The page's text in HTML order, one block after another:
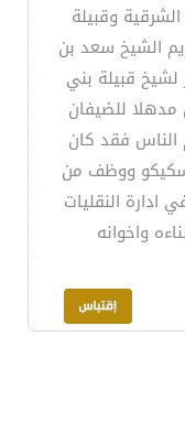
وقبيلة
الشيخ سعد بن
قبيلة بني
للضيفان
فقد كان
سكيكو ووظف من
النقليات
واخوانه